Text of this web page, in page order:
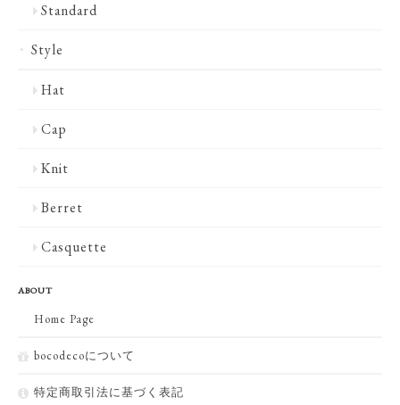
Standard
Style
Hat
Cap
Knit
Berret
Casquette
ABOUT
Home Page
bocodecoについて
特定商取引法に基づく表記